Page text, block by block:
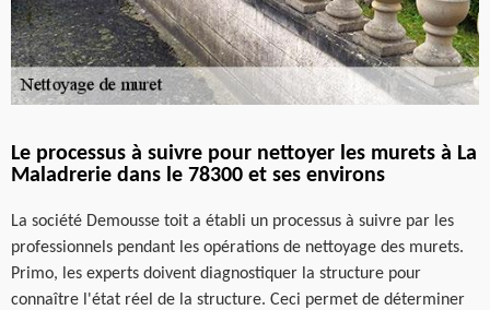
Le processus à suivre pour nettoyer les murets à La
Maladrerie dans le 78300 et ses environs
La société Demousse toit a établi un processus à suivre par les
professionnels pendant les opérations de nettoyage des murets.
Primo, les experts doivent diagnostiquer la structure pour
connaître l'état réel de la structure. Ceci permet de déterminer